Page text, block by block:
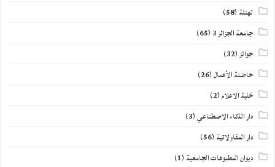
تهنئة (58)
جامعة الجزائر 3 (65)
جوائز(32)
حاضنة الأعمال(26)
خلية الاعلام(2)
دار الذكاء الاصطناعي(3)
دار المقاولاتية (56)
ديوان المطبوعات الجامعية (1)